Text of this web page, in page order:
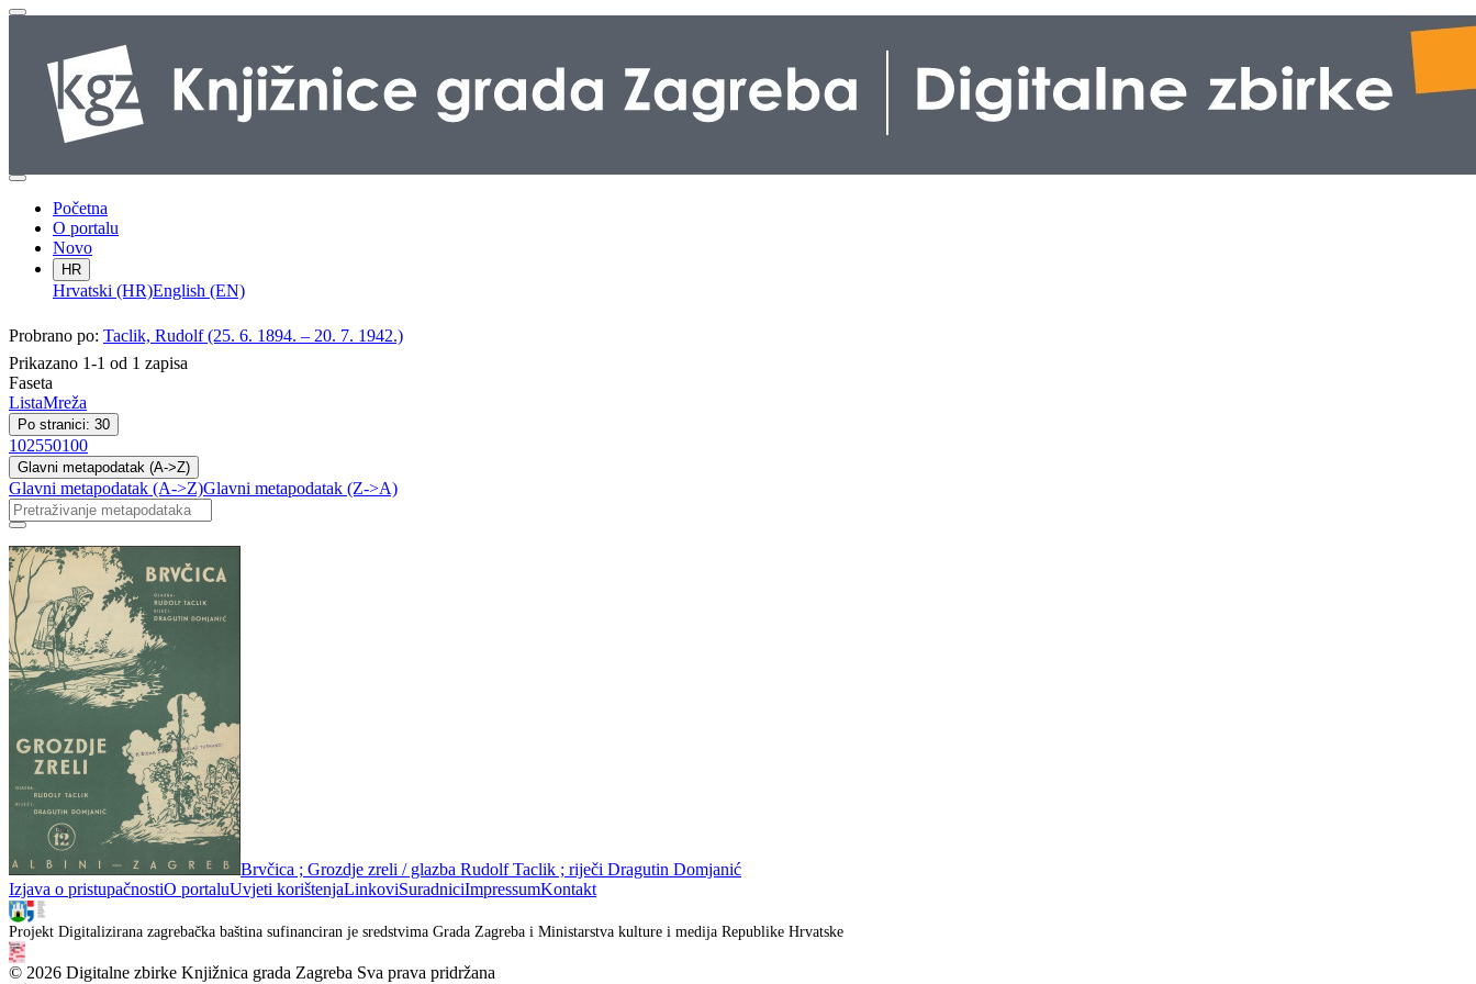
Početna
O portalu
Novo
HR
Hrvatski (HR)English (EN)
Probrano po: Taclik, Rudolf (25. 6. 1894. – 20. 7. 1942.)
Prikazano 1-1 od 1 zapisa
Faseta
ListaMreža
Po stranici: 30
102550100
Glavni metapodatak (A->Z)
Glavni metapodatak (A->Z)Glavni metapodatak (Z->A)
Brvčica ; Grozdje zreli / glazba Rudolf Taclik ; riječi Dragutin Domjanić
Izjava o pristupačnostiO portaluUvjeti korištenjaLinkoviSuradniciImpressumKontakt
Projekt Digitalizirana zagrebačka baština sufinanciran je sredstvima Grada Zagreba i Ministarstva kulture i medija Republike Hrvatske
© 2026 Digitalne zbirke Knjižnica grada Zagreba Sva prava pridržana